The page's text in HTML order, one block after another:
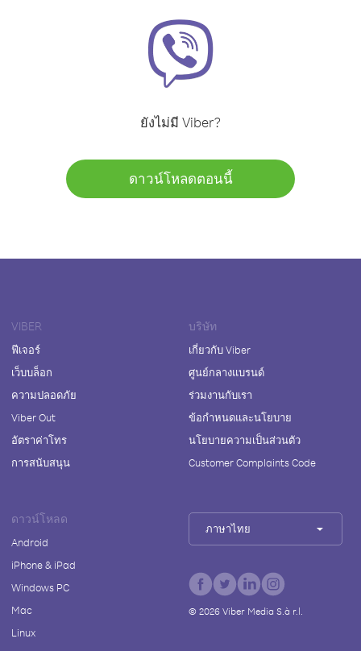
ยังไม่มี Viber?
ดาวน์โหลดตอนนี้
VIBER
ฟีเจอร์
เว็บบล็อก
ความปลอดภัย
Viber Out
อัตราค่าโทร
การสนับสนุน
บริษัท
เกี่ยวกับ Viber
ศูนย์กลางแบรนด์
ร่วมงานกับเรา
ข้อกำหนดและนโยบาย
นโยบายความเป็นส่วนตัว
Customer Complaints Code
ดาวน์โหลด
Android
iPhone & iPad
Windows PC
Mac
Linux
ภาษาไทย
© 2026Viber Media S.à r.l.